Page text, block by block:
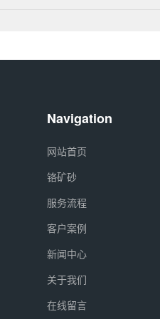
Navigation
网站首页
铬矿砂
服务流程
客户案例
新闻中心
关于我们
在线留言